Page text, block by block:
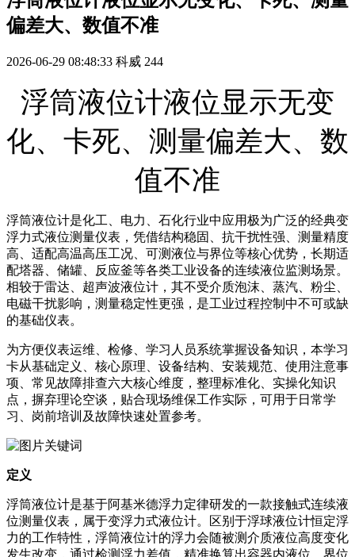
偏差大、数值不准
2026-06-29 08:48:33 科威 244
浮筒液位计液位显示无变
化、卡死、测量偏差大、数
值不准
浮筒液位计是化工、电力、石化行业中应用极为广泛的经典变
浮力式液位测量仪表，凭借结构稳固、抗干扰性强、测量精度
高、适配高温高压工况、可测液位与界位等核心优势，长期适
配塔器、储罐、反应釜等各类工业设备的连续液位监测场景。
相较于雷达、超声波液位计，其不受介质泡沫、蒸汽、粉尘、
电磁干扰影响，测量稳定性更强，是工业过程控制中不可或缺
的基础仪表。
为方便仪表运维、检修、学习人员系统掌握设备知识，本学习
卡从基础定义、核心原理、设备结构、安装规范、使用注意事
项、常见故障排查六大核心维度，整理标准化、实操化知识
点，摒弃理论空谈，贴合现场维保工作实际，可用于日常学
习、岗前培训及故障快速处置参考。
定义
浮筒液位计是基于阿基米德浮力定律研发的一款接触式连续液
位测量仪表，属于变浮力式液位计。区别于浮球液位计恒定浮
力的工作特性，浮筒液位计的浮力会随被测介质液位高度变化